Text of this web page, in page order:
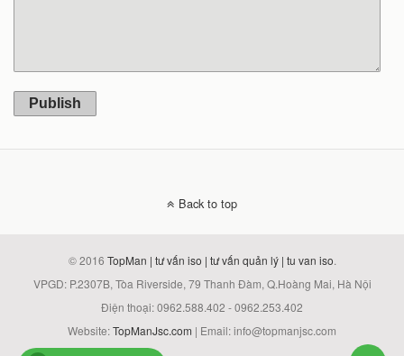
Publish
Back to top
© 2016 TopMan | tư vấn iso | tư vấn quản lý | tu van iso.
VPGD: P.2307B, Tòa Riverside, 79 Thanh Đàm, Q.Hoàng Mai, Hà Nội
Điện thoại: 0962.588.402 - 0962.253.402
Website:TopManJsc.com | Email: info@topmanjsc.com